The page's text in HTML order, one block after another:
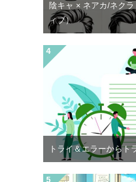
陰キャ × ネアカ/ネク
ィブ）
トライ＆エラーからト